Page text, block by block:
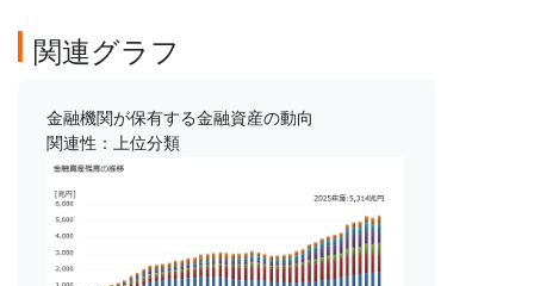
関連グラフ
金融機関が保有する金融資産の動向
関連性：上位分類